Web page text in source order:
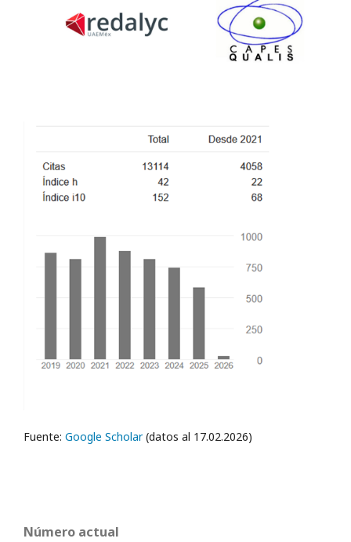
Fuente: Google Scholar(datos al 17.02.2026)
Número actual